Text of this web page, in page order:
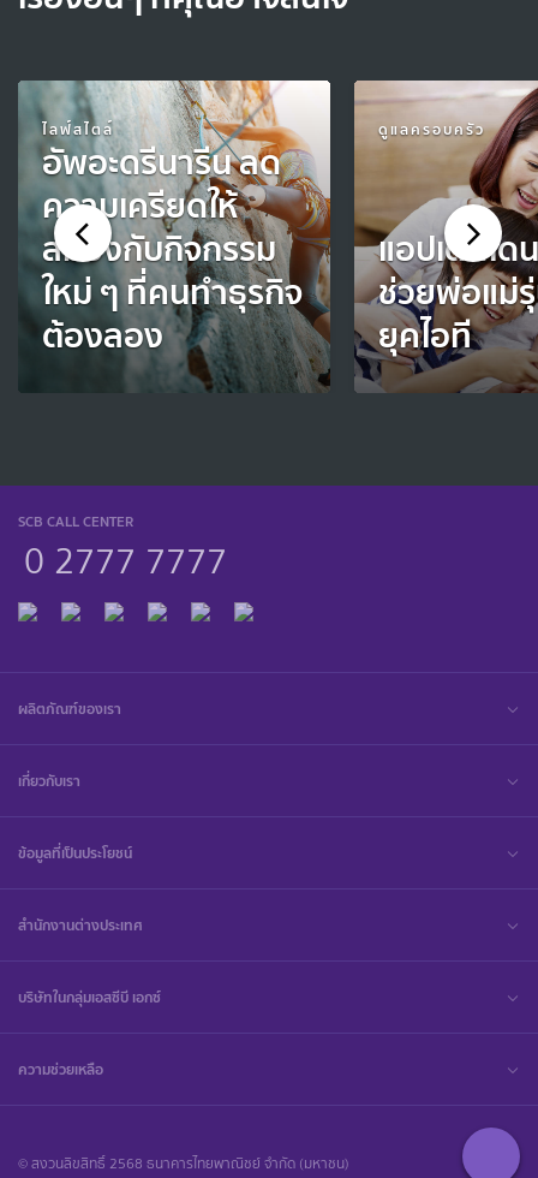
ไลฟ์สไตล์
อัพอะดรีนารีน ลด
ความเครียดให้
สมองกับกิจกรรม
ใหม่ ๆ ที่คนทำธุรกิจ
ต้องลอง
ดูแลครอบครัว
แอปเด็ดโด
ช่วยพ่อแม่
ยุคไอที
SCB CALL CENTER
0 2777 7777
ผลิตภัณฑ์ของเรา
เกี่ยวกับเรา
ข้อมูลที่เป็นประโยชน์
สำนักงานต่างประเทศ
บริษัทในกลุ่มเอสซีบี เอกซ์
ความช่วยเหลือ
© สงวนลิขสิทธิ์ 2568 ธนาคารไทยพาณิชย์ จำกัด (มหาชน)